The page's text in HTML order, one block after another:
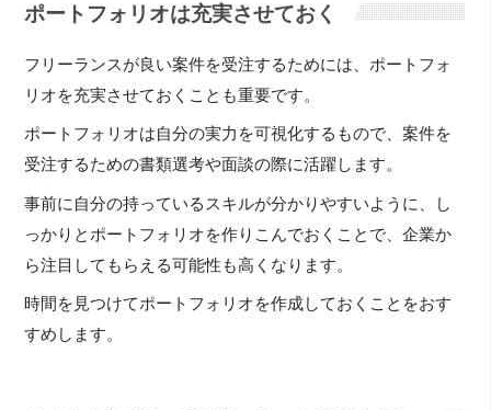
ポートフォリオは充実させておく
フリーランスが良い案件を受注するためには、ポートフォ
リオを充実させておくことも重要です。
ポートフォリオは自分の実力を可視化するもので、案件を
受注するための書類選考や面談の際に活躍します。
事前に自分の持っているスキルが分かりやすいように、し
っかりとポートフォリオを作りこんでおくことで、企業か
ら注目してもらえる可能性も高くなります。
時間を見つけてポートフォリオを作成しておくことをおす
すめします。